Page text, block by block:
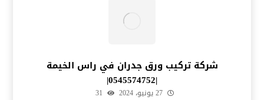
شركة تركيب ورق جدران في راس الخيمة
|0545574752|
27 يونيو، 2024 31